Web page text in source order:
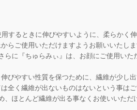
するときに伸びやすいように、柔らかく
らご使用いただけますようお願いいたしま
に『ちゅらみぃ』は、お顔にご使用いた
びやすい性質を保つために、繊維が少し
く繊維が出ないものはないという事はご
ほとんど繊維が出る事なくお使いいただ